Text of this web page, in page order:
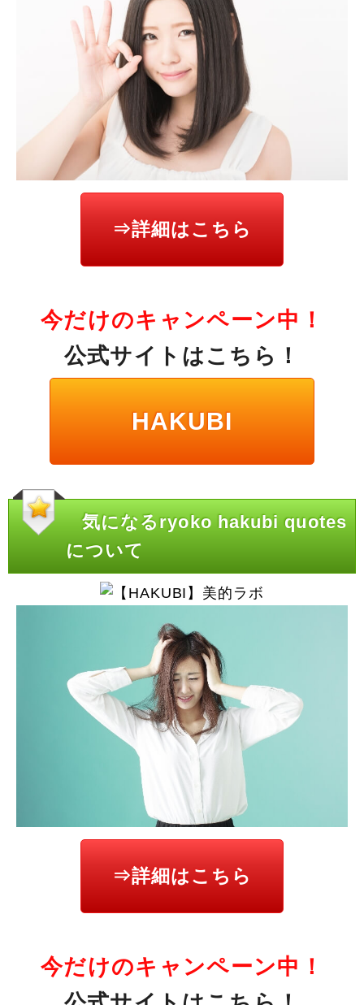
⇒詳細はこちら
今だけのキャンペーン中！
公式サイトはこちら！
HAKUBI
気になるryoko hakubi quotes
について
⇒詳細はこちら
今だけのキャンペーン中！